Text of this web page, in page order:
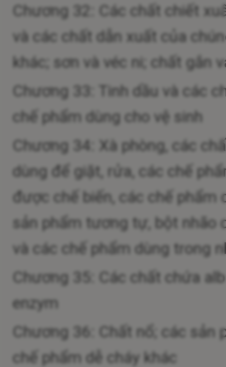
Chương 32: Các chất chiết
và các chất dẫn xuất của
khác; sơn và véc ni; chất gắn
Chương 33: Tinh dầu và các
chế phẩm dùng cho vệ sinh
Chương 34: Xà phòng, các
dùng để giặt, rửa, các chế
được chế biến, các chế phẩm
sản phẩm tương tự, bột nhão
và các chế phẩm dùng trong
Chương 35: Các chất chứa
enzym
Chương 36: Chất nổ; các sản
chế phẩm dễ cháy khác